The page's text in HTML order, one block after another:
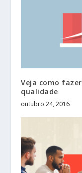
Veja como
qualidade
outubro 24, 2016